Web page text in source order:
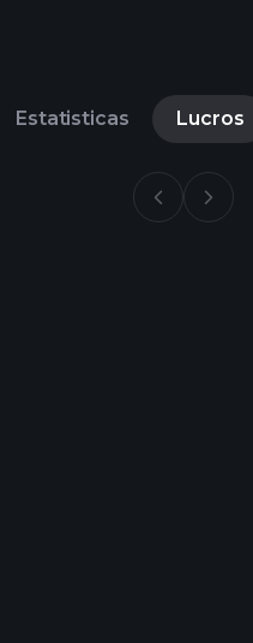
Estatisticas Lucros